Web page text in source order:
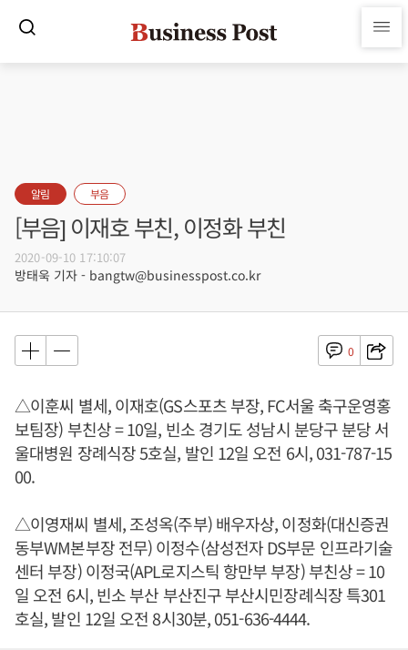
알림 부음
[부음] 이재호 부친, 이정화 부친
2020-09-10 17:10:07
방태욱 기자 - bangtw@businesspost.co.kr
0
△이훈씨 별세, 이재호(GS스포츠 부장, FC서울 축구운영홍
보팀장) 부친상 = 10일, 빈소 경기도 성남시 분당구 분당 서
울대병원 장례식장 5호실, 발인 12일 오전 6시, 031-787-15
00.
△이영재씨 별세, 조성옥(주부) 배우자상, 이정화(대신증권
동부WM본부장 전무) 이정수(삼성전자 DS부문 인프라기술
센터 부장) 이정국(APL로지스틱 항만부 부장) 부친상 = 10
일 오전 6시, 빈소 부산 부산진구 부산시민장례식장 특301
호실, 발인 12일 오전 8시30분, 051-636-4444.